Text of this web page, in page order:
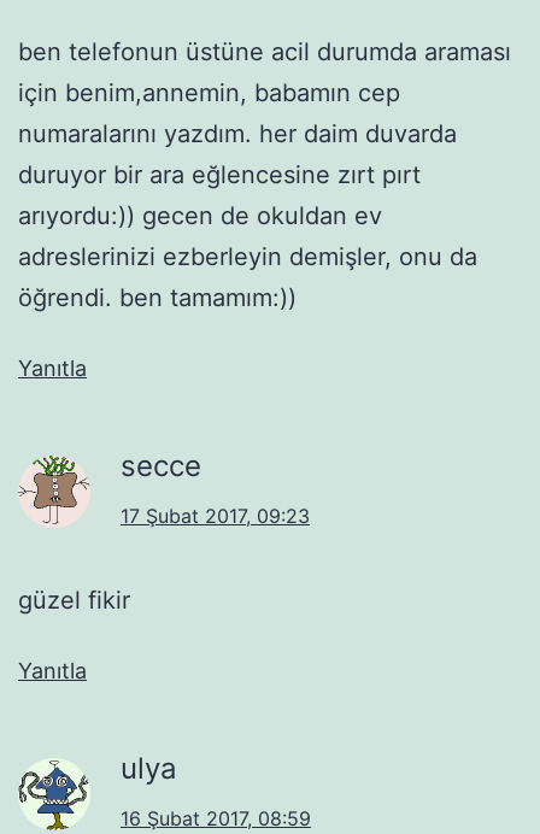
ben telefonun üstüne acil durumda araması
için benim,annemin, babamın cep
numaralarını yazdım. her daim duvarda
duruyor bir ara eğlencesine zırt pırt
arıyordu:)) gecen de okuldan ev
adreslerinizi ezberleyin demişler, onu da
öğrendi. ben tamamım:))
Yanıtla
secce
17 Şubat 2017, 09:23
güzel fikir
Yanıtla
ulya
16 Şubat 2017, 08:59